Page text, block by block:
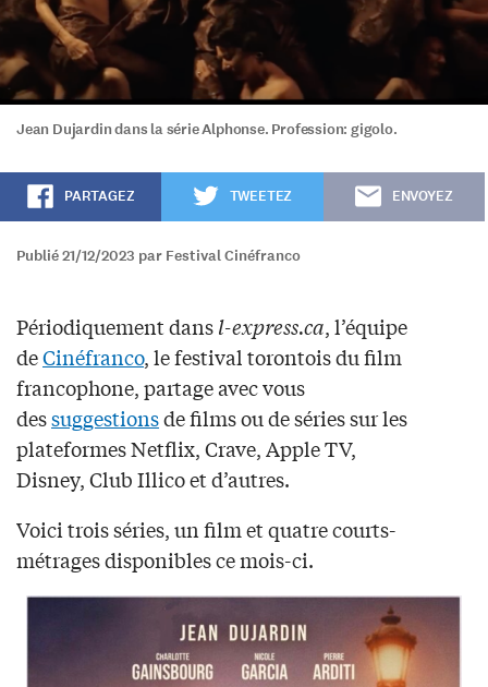
Jean Dujardin dans la série Alphonse. Profession: gigolo.
PARTAGEZ TWEETEZ ENVOYEZ
Publié 21/12/2023 par Festival Cinéfranco
Périodiquement dansl-express.ca, l’équipe
deCinéfranco, le festival torontois du film
francophone, partage avec vous
dessuggestionsde films ou de séries sur les
plateformes Netflix, Crave, Apple TV,
Disney, Club Illico et d’autres.
Voici trois séries, un film et quatre courts-
métrages disponibles ce mois-ci.